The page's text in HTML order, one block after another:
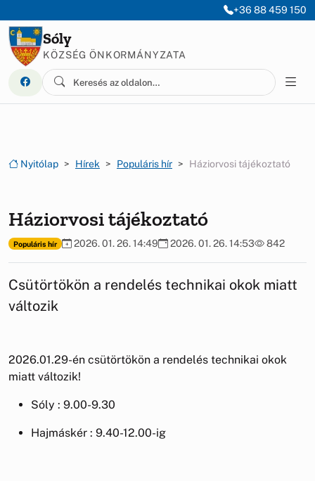
+36 88 459 150
Sóly
KÖZSÉG ÖNKORMÁNYZATA
Nyitólap Hírek Populáris hír Háziorvosi tájékoztató
Háziorvosi tájékoztató
Populáris hír 2026. 01. 26. 14:49 2026. 01. 26. 14:53 842
Csütörtökön a rendelés technikai okok miatt
változik
2026.01.29-én csütörtökön a rendelés technikai okok
miatt változik!
Sóly : 9.00-9.30
Hajmáskér : 9.40-12.00-ig